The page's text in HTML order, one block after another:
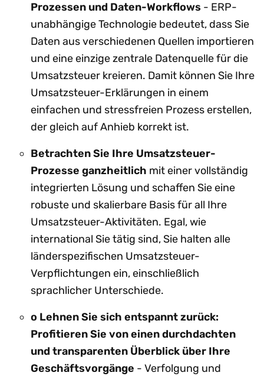
Prozessen und Daten-Workflows - ERP-
unabhängige Technologie bedeutet, dass Sie
Daten aus verschiedenen Quellen importieren
und eine einzige zentrale Datenquelle für die
Umsatzsteuer kreieren. Damit können Sie Ihre
Umsatzsteuer-Erklärungen in einem
einfachen und stressfreien Prozess erstellen,
der gleich auf Anhieb korrekt ist.
Betrachten Sie Ihre Umsatzsteuer-
Prozesse ganzheitlich mit einer vollständig
integrierten Lösung und schaffen Sie eine
robuste und skalierbare Basis für all Ihre
Umsatzsteuer-Aktivitäten. Egal, wie
international Sie tätig sind, Sie halten alle
länderspezifischen Umsatzsteuer-
Verpflichtungen ein, einschließlich
sprachlicher Unterschiede.
o Lehnen Sie sich entspannt zurück:
Profitieren Sie von einen durchdachten
und transparenten Überblick über Ihre
Geschäftsvorgänge - Verfolgung und